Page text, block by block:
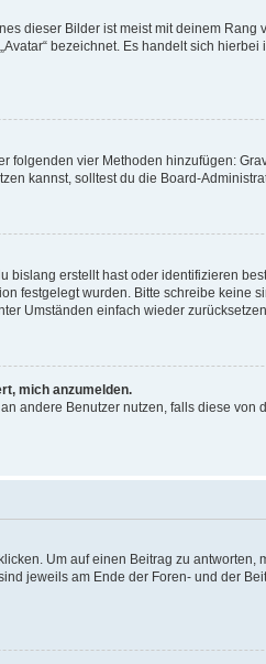
dieser Bilder ist meist mit deinem
bezeichnet. Es handelt sich
folgenden vier Methoden hinzufügen:
kannst, solltest du die Board-
erstellt hast oder identifizieren
festgelegt wurden. Bitte schreibe
Umständen einfach wieder zurücksetzen.
mich anzumelden.
andere Benutzer nutzen, falls diese
Um auf einen Beitrag zu
jeweils am Ende der Foren- und der